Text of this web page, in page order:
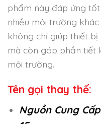
phẩm này đáp ứng
nhiều môi trường khác
không chỉ giúp thiết
mà còn góp phần tiết
môi trường.
Tên gọi thay thế:
Nguồn Cung